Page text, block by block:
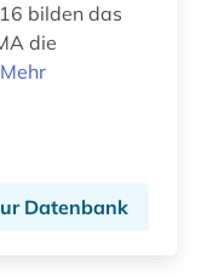
(1)
die
Mehr
Datenbank